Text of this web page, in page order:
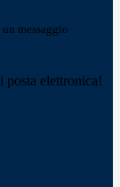
messaggio
posta elettronica!